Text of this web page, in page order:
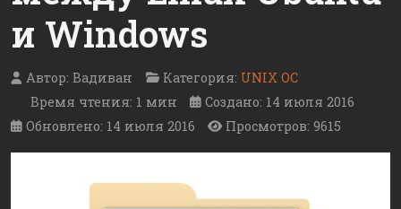
и Windows
Автор: Вадиван Категория: UNIX ОС
Время чтения: 1 мин
Создано: 14 июля 2016
Обновлено: 14 июля 2016
Просмотров: 9615